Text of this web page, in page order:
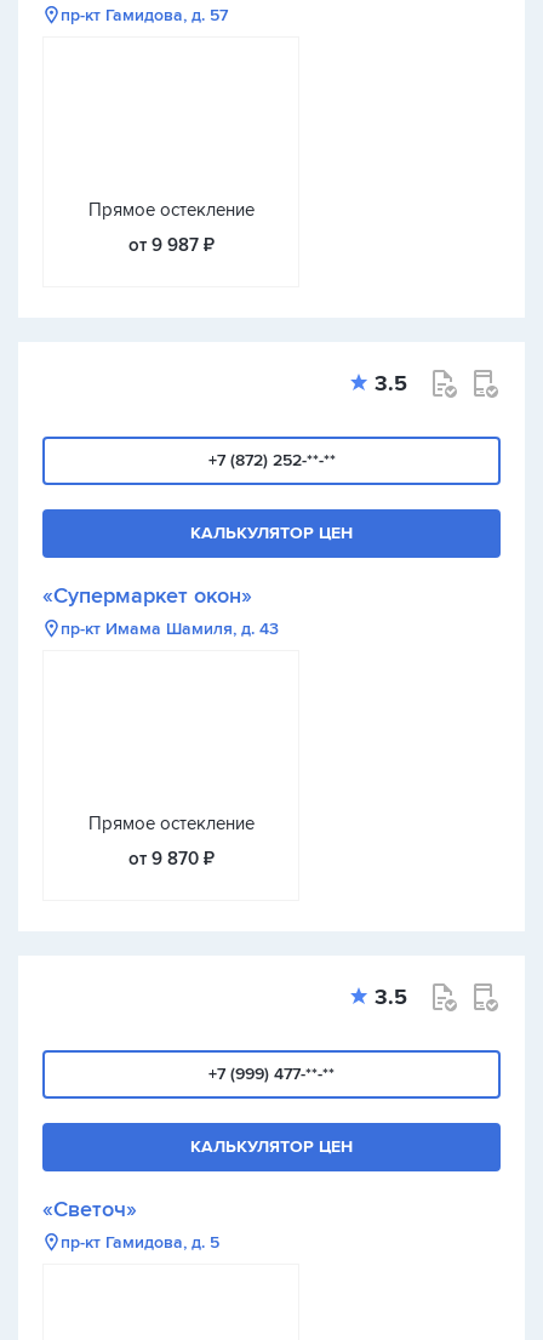
пр-кт Гамидова, д. 57
Прямое остекление
от 9 987 ₽
3.5
+7 (872) 252-**-**
КАЛЬКУЛЯТОР ЦЕН
«Супермаркет окон»
пр-кт Имама Шамиля, д. 43
Прямое остекление
от 9 870 ₽
3.5
+7 (999) 477-**-**
КАЛЬКУЛЯТОР ЦЕН
«Светоч»
пр-кт Гамидова, д. 5